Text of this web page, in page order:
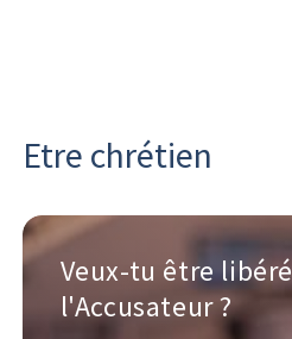
Etre chrétien
Veux-tu être
l'Accusateur ?